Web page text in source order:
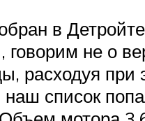
в
говорим не о
расходуя
список